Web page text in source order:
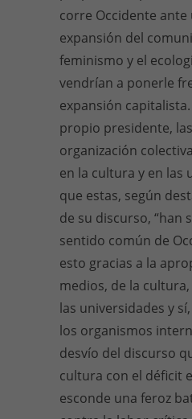
corre Occidente ante
expansión del
feminismo y el
vendrían a ponerle
expansión
propio presidente,
organización
en la cultura y en las
que estas, según
de su discurso, “han
sentido común de
esto gracias a la
medios, de la cultura,
las universidades y
los organismos
desvío del discurso
cultura con el déficit
esconde una feroz